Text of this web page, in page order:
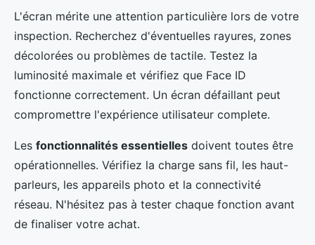
L'écran mérite une attention particulière lors de votre
inspection. Recherchez d'éventuelles rayures, zones
décolorées ou problèmes de tactile. Testez la
luminosité maximale et vérifiez que Face ID
fonctionne correctement. Un écran défaillant peut
compromettre l'expérience utilisateur complete.
Les fonctionnalités essentielles doivent toutes être
opérationnelles. Vérifiez la charge sans fil, les haut-
parleurs, les appareils photo et la connectivité
réseau. N'hésitez pas à tester chaque fonction avant
de finaliser votre achat.